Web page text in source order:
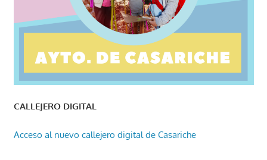
CALLEJERO DIGITAL
Acceso al nuevo callejero digital de Casariche